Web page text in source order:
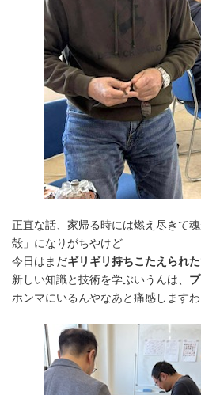
正直な話、家帰る時には燃え尽きて
殻」になりがちやけど
今日はまだギリギリ持ちこたえられた
新しい知識と技術を学ぶいうんは、
ホンマにいるんやなあと痛感しますわ